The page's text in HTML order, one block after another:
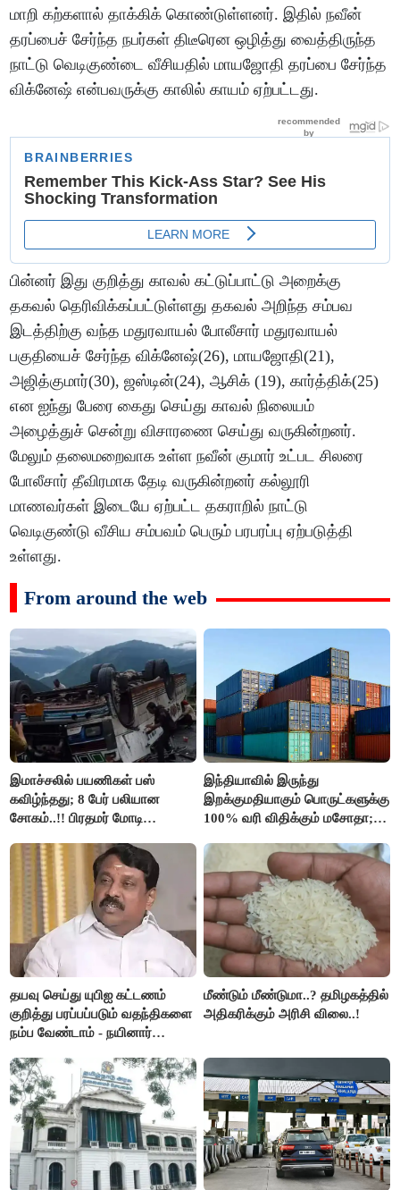
மாறி கற்களால் தாக்கிக் கொண்டுள்ளனர். இதில் நவீன்
தரப்பைச் சேர்ந்த நபர்கள் திடீரென ஒழித்து வைத்திருந்த
நாட்டு வெடிகுண்டை வீசியதில் மாயஜோதி தரப்பை சேர்ந்த
விக்னேஷ் என்பவருக்கு காலில் காயம் ஏற்பட்டது.
பின்னர் இது குறித்து காவல் கட்டுப்பாட்டு அறைக்கு
தகவல் தெரிவிக்கப்பட்டுள்ளது தகவல் அறிந்த சம்பவ
இடத்திற்கு வந்த மதுரவாயல் போலீசார் மதுரவாயல்
பகுதியைச் சேர்ந்த விக்னேஷ்(26), மாயஜோதி(21),
அஜித்குமார்(30), ஜஸ்டின்(24), ஆசிக் (19), கார்த்திக்(25)
என ஐந்து பேரை கைது செய்து காவல் நிலையம்
அழைத்துச் சென்று விசாரணை செய்து வருகின்றனர்.
மேலும் தலைமறைவாக உள்ள நவீன் குமார் உட்பட சிலரை
போலீசார் தீவிரமாக தேடி வருகின்றனர் கல்லூரி
மாணவர்கள் இடையே ஏற்பட்ட தகராறில் நாட்டு
வெடிகுண்டு வீசிய சம்பவம் பெரும் பரபரப்பு ஏற்படுத்தி
உள்ளது.
From around the web
இமாச்சலில் பயணிகள் பஸ்
கவிழ்ந்தது; 8 பேர் பலியான
சோகம்..!! பிரதமர் மோடி
இந்தியாவில் இருந்து
இறக்குமதியாகும் பொருட்களுக்கு
100% வரி விதிக்கும் மசோதா;
தயவு செய்து யுபிஐ கட்டணம்
குறித்து பரப்பப்படும் வதந்திகளை
நம்ப வேண்டாம் - நயினார்
மீண்டும் மீண்டுமா..? தமிழகத்தில்
அதிகரிக்கும் அரிசி விலை..!